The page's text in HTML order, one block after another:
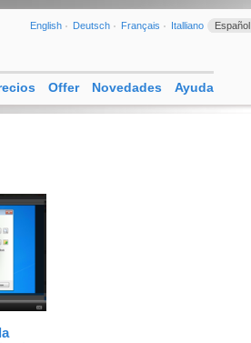
English Deutsch Français Italliano Español
Offer Novedades Ayuda